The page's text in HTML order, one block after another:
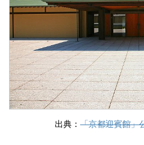
出典： 「京都迎賓館」